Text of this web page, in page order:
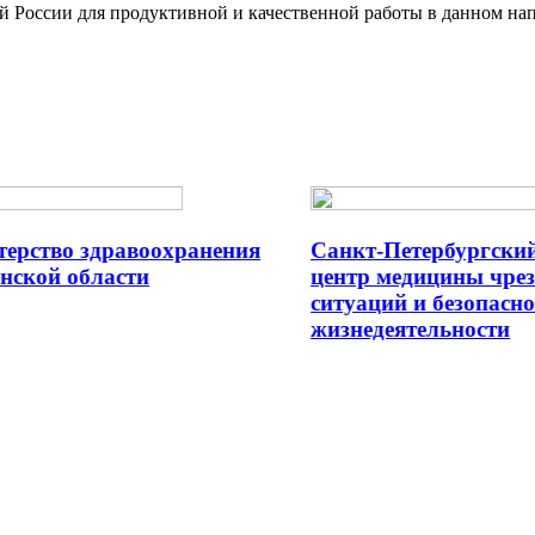
для продуктивной и качественной работы в данном
здравоохранения
области
Санкт-Петербургский
центр медицины
ситуаций и
жизнедеятельности